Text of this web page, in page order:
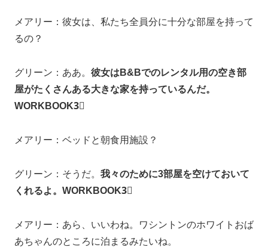
メアリー：彼女は、私たち全員分に十分な部屋を持って
るの？
グリーン：ああ。 彼女はB&Bでのレンタル用の空き部
屋がたくさんある大きな家を持っているんだ。
WORKBOOK3⃣
メアリー：ベッドと朝食用施設？
グリーン：そうだ。 我々のために3部屋を空けておいて
くれるよ。WORKBOOK3⃣
メアリー：あら、いいわね。ワシントンのホワイトおば
あちゃんのところに泊まるみたいね。